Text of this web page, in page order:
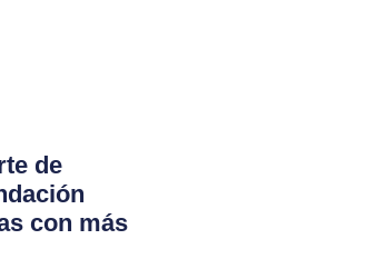
de
con más